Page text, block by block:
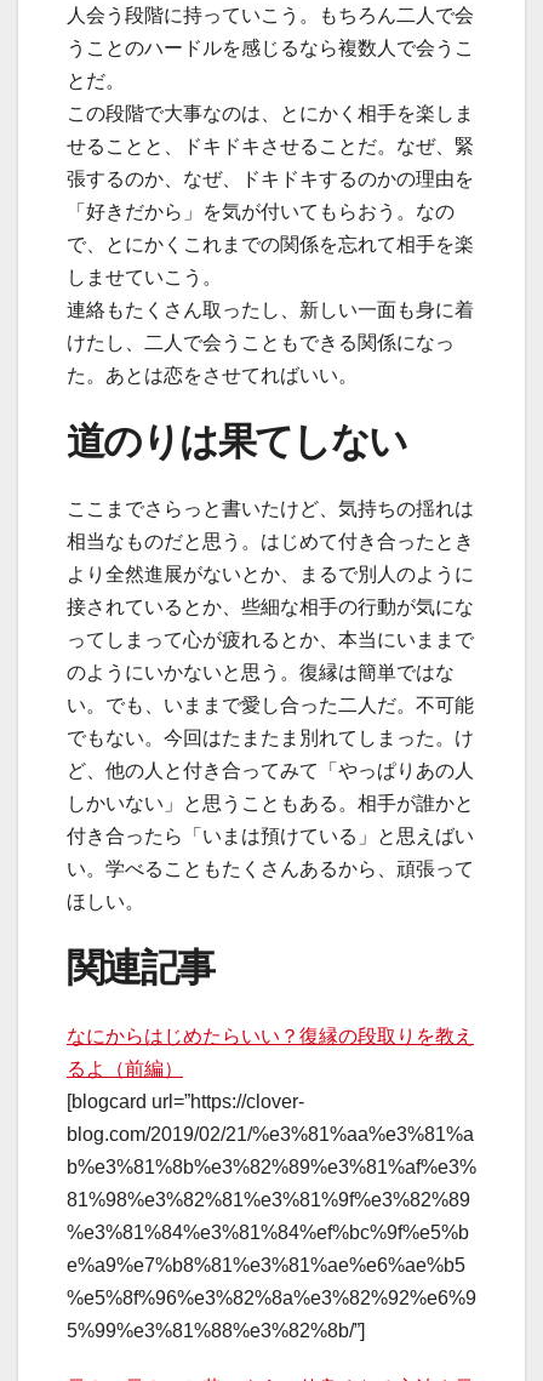
人会う段階に持っていこう。もちろん二人で会
うことのハードルを感じるなら複数人で会うこ
とだ。
この段階で大事なのは、とにかく相手を楽しま
せることと、ドキドキさせることだ。なぜ、緊
張するのか、なぜ、ドキドキするのかの理由を
「好きだから」を気が付いてもらおう。なの
で、とにかくこれまでの関係を忘れて相手を楽
しませていこう。
連絡もたくさん取ったし、新しい一面も身に着
けたし、二人で会うこともできる関係になっ
た。あとは恋をさせてればいい。
道のりは果てしない
ここまでさらっと書いたけど、気持ちの揺れは
相当なものだと思う。はじめて付き合ったとき
より全然進展がないとか、まるで別人のように
接されているとか、些細な相手の行動が気にな
ってしまって心が疲れるとか、本当にいままで
のようにいかないと思う。復縁は簡単ではな
い。でも、いままで愛し合った二人だ。不可能
でもない。今回はたまたま別れてしまった。け
ど、他の人と付き合ってみて「やっぱりあの人
しかいない」と思うこともある。相手が誰かと
付き合ったら「いまは預けている」と思えばい
い。学べることもたくさんあるから、頑張って
ほしい。
関連記事
なにからはじめたらいい？復縁の段取りを教え
るよ（前編）
[blogcard url=”https://clover-
blog.com/2019/02/21/%e3%81%aa%e3%81%a
b%e3%81%8b%e3%82%89%e3%81%af%e3%
81%98%e3%82%81%e3%81%9f%e3%82%89
%e3%81%84%e3%81%84%ef%bc%9f%e5%b
e%a9%e7%b8%81%e3%81%ae%e6%ae%b5
%e5%8f%96%e3%82%8a%e3%82%92%e6%9
5%99%e3%81%88%e3%82%8b/”]